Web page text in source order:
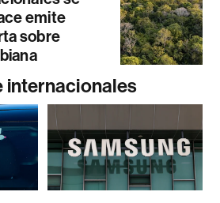
emite
sobre
internacionales